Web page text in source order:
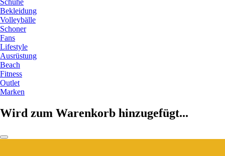
Schuhe
Bekleidung
Volleybälle
Schoner
Fans
Lifestyle
Ausrüstung
Beach
Fitness
Outlet
Marken
Wird zum Warenkorb hinzugefügt...